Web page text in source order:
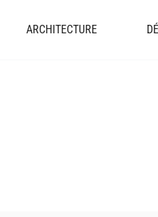
ARCHITECTURE